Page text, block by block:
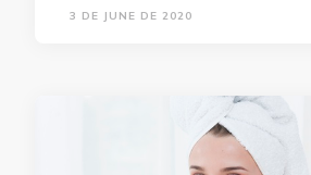
3 DE JUNE DE 2020